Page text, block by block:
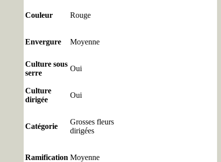
Couleur Rouge
Envergure Moyenne
Culture sous
serre
Oui
Culture
dirigée
Oui
Catégorie
Grosses fleurs
dirigées
Ramification Moyenne